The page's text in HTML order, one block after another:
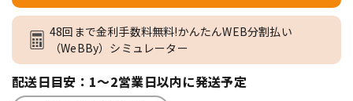
48回まで金利手数料無料!かんたんWEB分割払い
（WeBBy）シミュレーター
配送日目安：1～2営業日以内に発送予定